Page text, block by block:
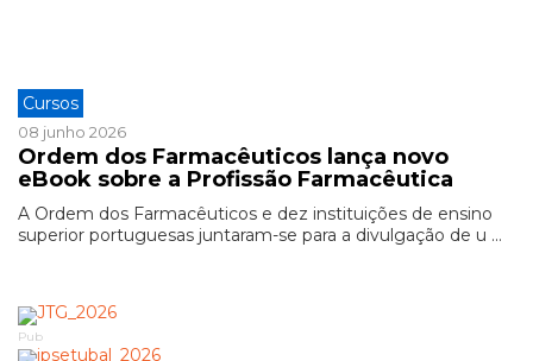
Cursos
08 junho 2026
Ordem dos Farmacêuticos lança novo
eBook sobre a Profissão Farmacêutica
A Ordem dos Farmacêuticos e dez instituições de ensino
superior portuguesas juntaram-se para a divulgação de u ...
Pub